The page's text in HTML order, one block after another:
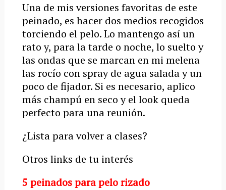
Una de mis versiones favoritas de este
peinado, es hacer dos medios recogidos
torciendo el pelo. Lo mantengo así un
rato y, para la tarde o noche, lo suelto y
las ondas que se marcan en mi melena
las rocío con spray de agua salada y un
poco de fijador. Si es necesario, aplico
más champú en seco y el look queda
perfecto para una reunión.
¿Lista para volver a clases?
Otros links de tu interés
5 peinados para pelo rizado